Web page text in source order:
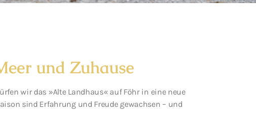
und Zuhause
wir das »Alte Landhaus« auf Föhr in eine neue
sind Erfahrung und Freude gewachsen – und